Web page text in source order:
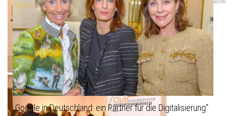
Kristina Tröger
Prinz Adalbert von Preußen mit Frau Prinzessin Eva Maria und
Kristina Tröger
Stefan Vogdt mit Tochter Felicitas Vogdt
„Google in Deutschland: ein Partner für die Digitalisierung“